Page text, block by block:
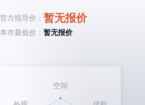
官方指导价： 暂无报价
本市最低价： 暂无报价